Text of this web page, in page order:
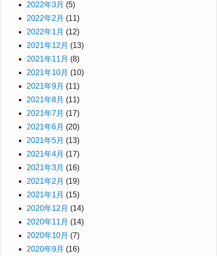
2022年3月 (5)
2022年2月 (11)
2022年1月 (12)
2021年12月 (13)
2021年11月 (8)
2021年10月 (10)
2021年9月 (11)
2021年8月 (11)
2021年7月 (17)
2021年6月 (20)
2021年5月 (13)
2021年4月 (17)
2021年3月 (16)
2021年2月 (19)
2021年1月 (15)
2020年12月 (14)
2020年11月 (14)
2020年10月 (7)
2020年9月 (16)